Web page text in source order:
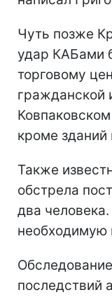
Чуть позже
удар КАБами
торговому
гражданской
кроме
Также
обстрела
два
необходимую
последствий